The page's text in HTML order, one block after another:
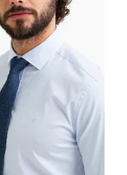
корзину